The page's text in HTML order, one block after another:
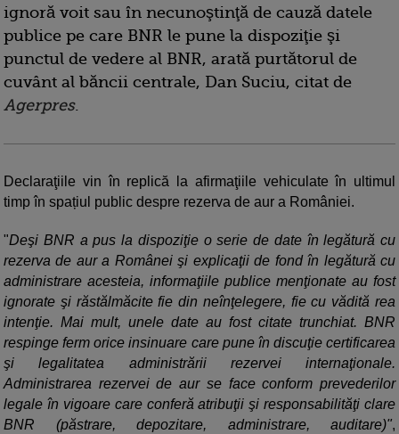
ignoră voit sau în necunoştinţă de cauză datele
publice pe care BNR le pune la dispoziţie şi
punctul de vedere al BNR, arată purtătorul de
cuvânt al băncii centrale, Dan Suciu, citat de
Agerpres.
Declaraţiile vin în replică la afirmaţiile vehiculate în ultimul
timp în spațiul public despre rezerva de aur a României.
"Deşi BNR a pus la dispoziţie o serie de date în legătură cu
rezerva de aur a Românei şi explicaţii de fond în legătură cu
administrare acesteia, informaţiile publice menţionate au fost
ignorate şi răstălmăcite fie din neînţelegere, fie cu vădită rea
intenţie. Mai mult, unele date au fost citate trunchiat. BNR
respinge ferm orice insinuare care pune în discuţie certificarea
şi legalitatea administrării rezervei internaţionale.
Administrarea rezervei de aur se face conform prevederilor
legale în vigoare care conferă atribuţii şi responsabilităţi clare
BNR (păstrare, depozitare, administrare, auditare)",